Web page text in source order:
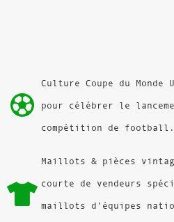
Culture Coupe du Monde
pour célébrer le
compétition de football.
Maillots & pièces
courte de vendeurs
maillots d’équipes